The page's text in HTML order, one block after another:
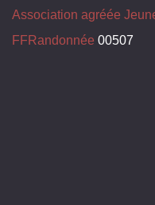
Association agréée
FFRandonnée 00507